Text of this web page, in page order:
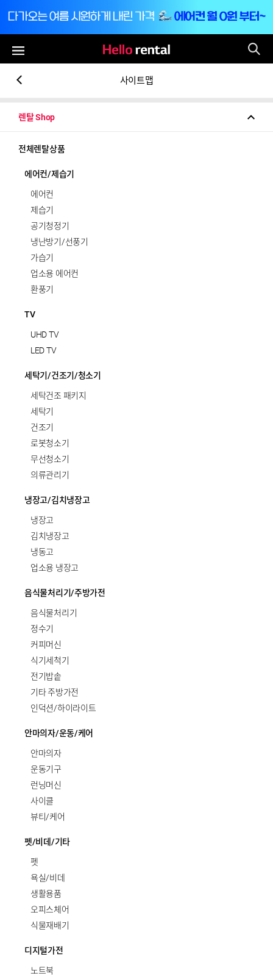
사이트맵
렌탈 Shop
전체렌탈상품
에어컨/제습기
에어컨
제습기
공기청정기
냉난방기/선풍기
가습기
업소용 에어컨
환풍기
TV
UHD TV
LED TV
세탁기/건조기/청소기
세탁건조 패키지
세탁기
건조기
로봇청소기
무선청소기
의류관리기
냉장고/김치냉장고
냉장고
김치냉장고
냉동고
업소용 냉장고
음식물처리기/주방가전
음식물처리기
정수기
커피머신
식기세척기
전기밥솥
기타 주방가전
인덕션/하이라이트
안마의자/운동/케어
안마의자
운동기구
런닝머신
사이클
뷰티/케어
펫/비데/기타
펫
욕실/비데
생활용품
오피스체어
식물재배기
디지털가전
노트북